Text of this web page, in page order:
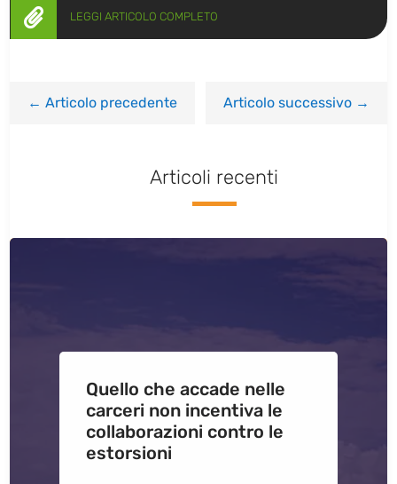
 LEGGI ARTICOLO COMPLETO
←Articolo precedente Articolo successivo→
Articoli recenti
Quello che accade nelle
carceri non incentiva le
collaborazioni contro le
estorsioni